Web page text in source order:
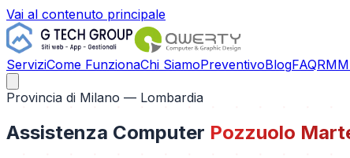
Vai al contenuto principale
ServiziCome FunzionaChi SiamoPreventivoBlogFAQ
Provincia di Milano — Lombardia
Assistenza Computer Pozzuolo